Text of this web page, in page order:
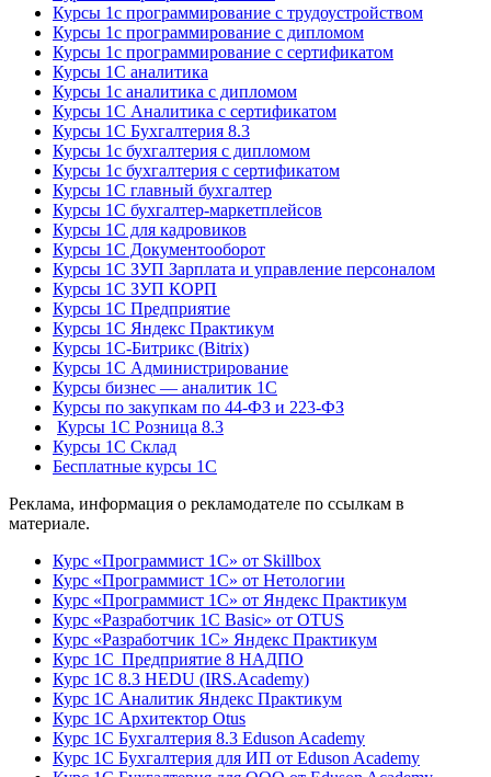
Курсы 1с программирование с трудоустройством
Курсы 1с программирование с дипломом
Курсы 1с программирование с сертификатом
Курсы 1С аналитика
Курсы 1с аналитика с дипломом
Курсы 1С Аналитика с сертификатом
Курсы 1С Бухгалтерия 8.3
Курсы 1с бухгалтерия с дипломом
Курсы 1с бухгалтерия с сертификатом
Курсы 1С главный бухгалтер
Курсы 1С бухгалтер-маркетплейсов
Курсы 1С для кадровиков
Курсы 1С Документооборот
Курсы 1С ЗУП Зарплата и управление персоналом
Курсы 1С ЗУП КОРП
Курсы 1С Предприятие
Курсы 1С Яндекс Практикум
Курсы 1С-Битрикс (Bitrix)
Курсы 1С Администрирование
Курсы бизнес — аналитик 1С
Курсы по закупкам по 44‑ФЗ и 223‑ФЗ
Курсы 1С Розница 8.3
Курсы 1С Склад
Бесплатные курсы 1С
Реклама, информация о рекламодателе по ссылкам в
материале.
Курс «Программист 1С» от Skillbox
Курс «Программист 1С» от Нетологии
Курс «Программист 1С» от Яндекс Практикум
Курс «Разработчик 1С Basic» от OTUS
Курс «Разработчик 1С» Яндекс Практикум
Курс 1С Предприятие 8 НАДПО
Курс 1С 8.3 HEDU (IRS.Academy)
Курс 1С Аналитик Яндекс Практикум
Курс 1С Архитектор Otus
Курс 1С Бухгалтерия 8.3 Eduson Academy
Курс 1С Бухгалтерия для ИП от Eduson Academy